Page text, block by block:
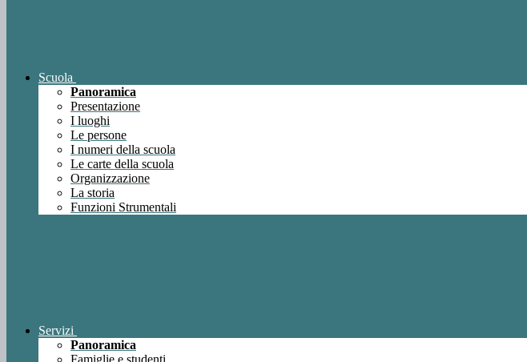
Scuola
Panoramica
Presentazione
I luoghi
Le persone
I numeri della scuola
Le carte della scuola
Organizzazione
La storia
Funzioni Strumentali
Servizi
Panoramica